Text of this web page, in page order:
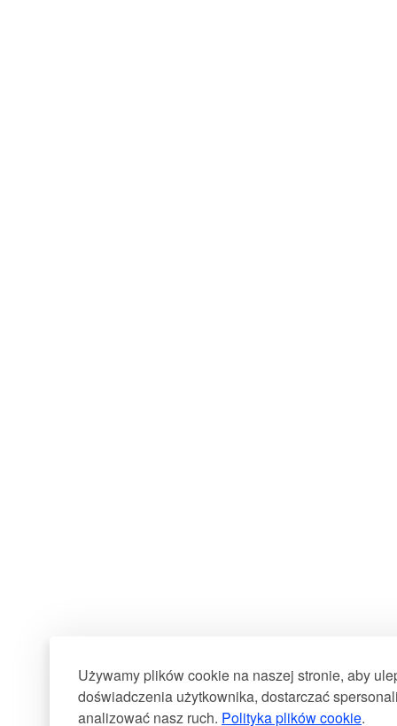
Używamy plików cookie na naszej stronie, aby
doświadczenia użytkownika, dostarczać
analizować nasz ruch. Polityka plików cookie.